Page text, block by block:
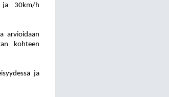
ja 30km/h
arvioidaan
kohteen
ja